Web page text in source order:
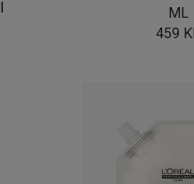
ML
459